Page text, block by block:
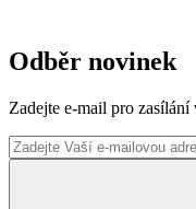
Odběr novinek
Zadejte e-mail pro